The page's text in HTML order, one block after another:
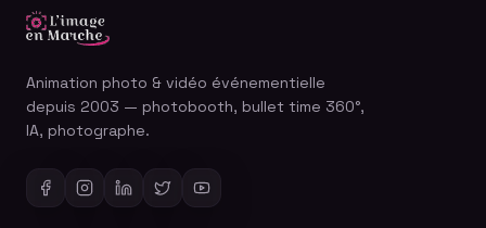
Animation photo & vidéo événementielle
depuis 2003 — photobooth, bullet time 360°,
IA, photographe.